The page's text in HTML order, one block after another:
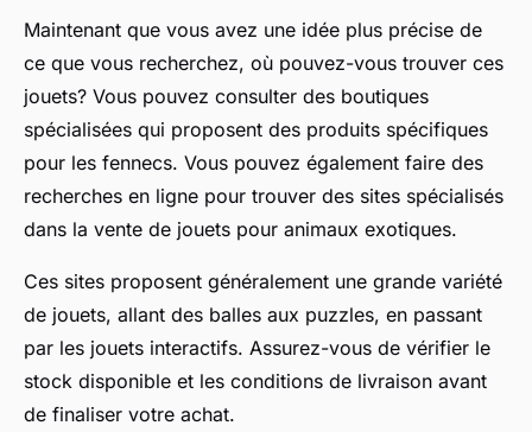
Maintenant que vous avez une idée plus précise de
ce que vous recherchez, où pouvez-vous trouver ces
jouets? Vous pouvez consulter des boutiques
spécialisées qui proposent des produits spécifiques
pour les fennecs. Vous pouvez également faire des
recherches en ligne pour trouver des sites spécialisés
dans la vente de jouets pour animaux exotiques.
Ces sites proposent généralement une grande variété
de jouets, allant des balles aux puzzles, en passant
par les jouets interactifs. Assurez-vous de vérifier le
stock disponible et les conditions de livraison avant
de finaliser votre achat.